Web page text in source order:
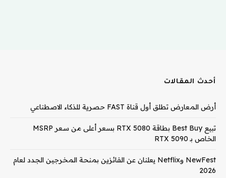
أحدث المقالات
أرض المعارض تطلق أول قناة FAST حصرية للذكاء الاصطناعي
تبيع Best Buy بطاقة RTX 5080 بسعر أعلى من سعر MSRP
الخاص بـ RTX 5090
NewFest وNetflix يعلنان عن الفائزين بمنحة المخرجين الجدد لعام
2026